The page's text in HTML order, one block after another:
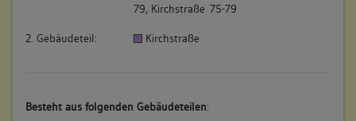
79, Kirchstraße 75-79
2. Gebäudeteil: Kirchstraße
Besteht aus folgenden Gebäudeteilen: